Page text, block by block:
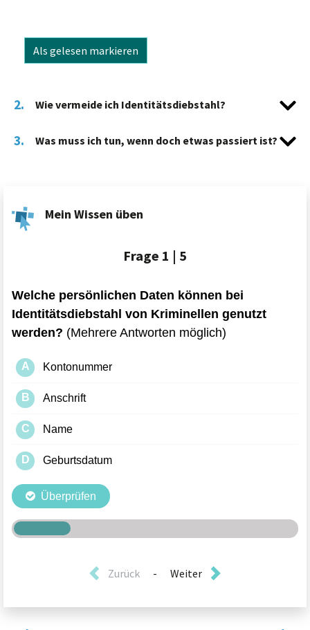
Als gelesen markieren
2. Wie vermeide ich Identitätsdiebstahl?
3. Was muss ich tun, wenn doch etwas passiert ist?
Mein Wissen üben
Frage 1 | 5
Zurück - Weiter